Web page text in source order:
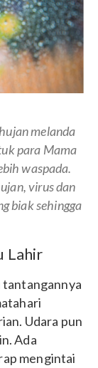
melanda
para Mama
waspada.
virus dan
biak sehingga
Lahir
tantangannya
Udara pun
Ada
mengintai